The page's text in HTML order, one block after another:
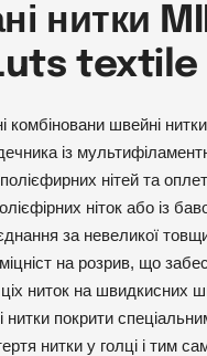
нитки
textile
комбіновани швейні
із
нітей та
ніток або із
за невеликої
на розрив, що
ниток на швидкисних
нитки покрити
нитки у голці і тим